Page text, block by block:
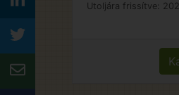
Utoljára frissítve: